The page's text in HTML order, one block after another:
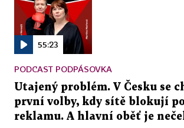
55:23
PODCAST PODPÁSOVKA
Utajený problém. V Česku se
první volby, kdy sítě blokují
reklamu. A hlavní oběť je